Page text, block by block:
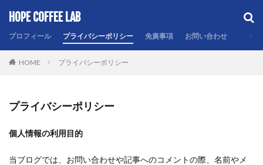
HOPE COFFEE LAB
プロフィール プライバシーポリシー 免責事項 お問い合わせ
HOME プライバシーポリシー
プライバシーポリシー
個人情報の利用目的
当ブログでは、お問い合わせや記事へのコメントの際、名前やメ
カテゴリー